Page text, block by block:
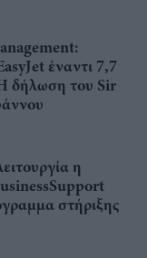
έναντι 7,7
δήλωση του Sir
η
στήριξης